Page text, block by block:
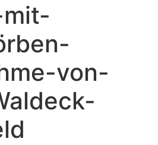
von-